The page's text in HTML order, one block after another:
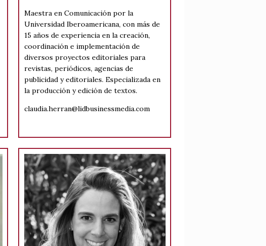
Maestra en Comunicación por la
Universidad Iberoamericana, con más de
15 años de experiencia en la creación,
coordinación e implementación de
diversos proyectos editoriales para
revistas, periódicos, agencias de
publicidad y editoriales. Especializada en
la producción y edición de textos.
claudia.herran@lidbusinessmedia.com